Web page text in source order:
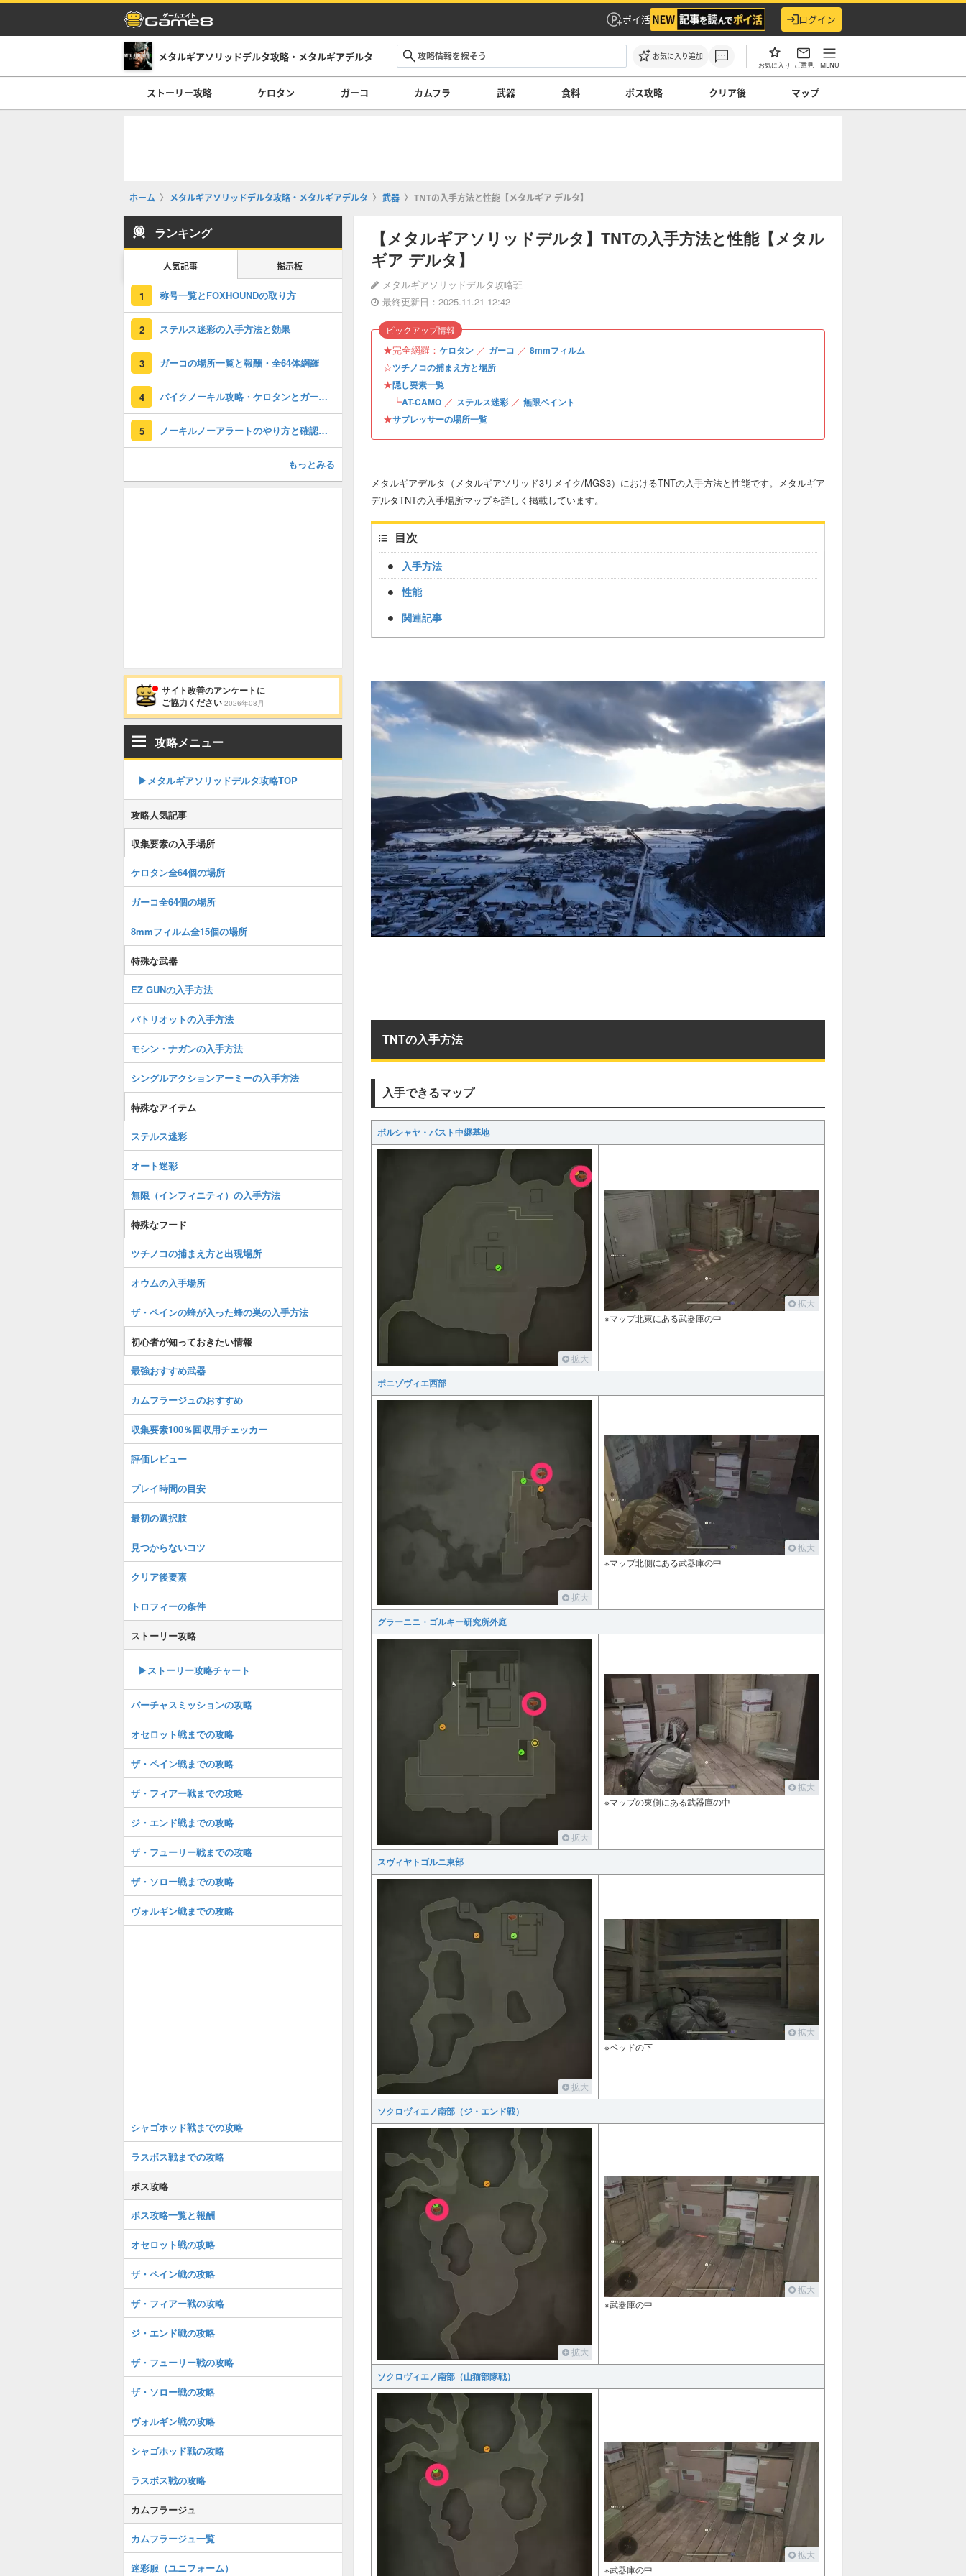
ポイ活 ログイン
メタルギアソリッドデルタ攻略・メタルギアデルタ お気に入り追加
お気に入り ご意見 MENU
ストーリー攻略 ケロタン ガーコ カムフラ 武器 食料 ボス攻略 クリア後 マップ
ホーム メタルギアソリッドデルタ攻略・メタルギアデルタ 武器 TNTの入手方法と性能【メタルギア デルタ】
【メタルギアソリッドデルタ】TNTの入手方法と性能【メタル
ギア デルタ】
メタルギアソリッドデルタ攻略班
最終更新日：2025.11.21 12:42
★完全網羅： ケロタン ／ ガーコ ／ 8mmフィルム
☆ツチノコの捕まえ方と場所
★隠し要素一覧
┗AT-CAMO ／ ステルス迷彩 ／ 無限ペイント
★サプレッサーの場所一覧
ピックアップ情報
メタルギアデルタ（メタルギアソリッド3リメイク/MGS3）におけるTNTの入手方法と性能です。メタルギア
デルタTNTの入手場所マップを詳しく掲載しています。
目次
入手方法
性能
関連記事
TNTの入手方法
入手できるマップ
ボルシャヤ・パスト中継基地
拡大
拡大
※マップ北東にある武器庫の中
ポニゾヴィエ西部
拡大
拡大
※マップ北側にある武器庫の中
グラーニニ・ゴルキー研究所外庭
拡大
拡大
※マップの東側にある武器庫の中
スヴィヤトゴルニ東部
拡大
拡大
※ベッドの下
ソクロヴィエノ南部（ジ・エンド戦）
拡大
拡大
※武器庫の中
ソクロヴィエノ南部（山猫部隊戦）
拡大
※武器庫の中
ランキング
人気記事 掲示板
1 称号一覧とFOXHOUNDの取り方
2 ステルス迷彩の入手方法と効果
3 ガーコの場所一覧と報酬・全64体網羅
4 バイクノーキル攻略・ケロタンとガーコの場所
5 ノーキルノーアラートのやり方と確認方法
もっとみる
サイト改善のアンケートに
ご協力ください 2026年08月
攻略メニュー
▶︎メタルギアソリッドデルタ攻略TOP
攻略人気記事
収集要素の入手場所
ケロタン全64個の場所
ガーコ全64個の場所
8mmフィルム全15個の場所
特殊な武器
EZ GUNの入手方法
パトリオットの入手方法
モシン・ナガンの入手方法
シングルアクションアーミーの入手方法
特殊なアイテム
ステルス迷彩
オート迷彩
無限（インフィニティ）の入手方法
特殊なフード
ツチノコの捕まえ方と出現場所
オウムの入手場所
ザ・ペインの蜂が入った蜂の巣の入手方法
初心者が知っておきたい情報
最強おすすめ武器
カムフラージュのおすすめ
収集要素100％回収用チェッカー
評価レビュー
プレイ時間の目安
最初の選択肢
見つからないコツ
クリア後要素
トロフィーの条件
ストーリー攻略
▶︎ストーリー攻略チャート
バーチャスミッションの攻略
オセロット戦までの攻略
ザ・ペイン戦までの攻略
ザ・フィアー戦までの攻略
ジ・エンド戦までの攻略
ザ・フューリー戦までの攻略
ザ・ソロー戦までの攻略
ヴォルギン戦までの攻略
シャゴホッド戦までの攻略
ラスボス戦までの攻略
ボス攻略
ボス攻略一覧と報酬
オセロット戦の攻略
ザ・ペイン戦の攻略
ザ・フィアー戦の攻略
ジ・エンド戦の攻略
ザ・フューリー戦の攻略
ザ・ソロー戦の攻略
ヴォルギン戦の攻略
シャゴホッド戦の攻略
ラスボス戦の攻略
カムフラージュ
カムフラージュ一覧
迷彩服（ユニフォーム）